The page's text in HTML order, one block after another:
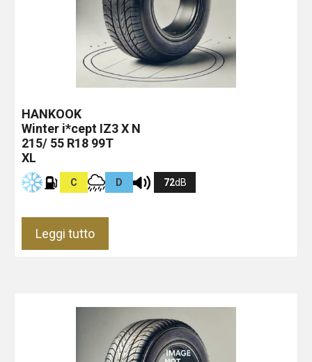
HANKOOK
Winter i*cept IZ3 X N
215/ 55 R18 99T
XL
C D 72dB
Leggi tutto